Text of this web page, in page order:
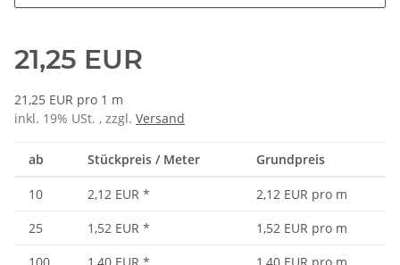
21,25 EUR
21,25 EUR pro 1 m
inkl. 19% USt. , zzgl. Versand
ab Stückpreis / Meter Grundpreis
10 2,12 EUR *
2,12 EUR pro m
25
1,52 EUR *
1,52 EUR pro m